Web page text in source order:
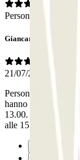
Personnel
Giancarlo
21/07/2025
Personale molto
hanno aspettato pur
13.00. Se non ci
alle 15.30 la loro